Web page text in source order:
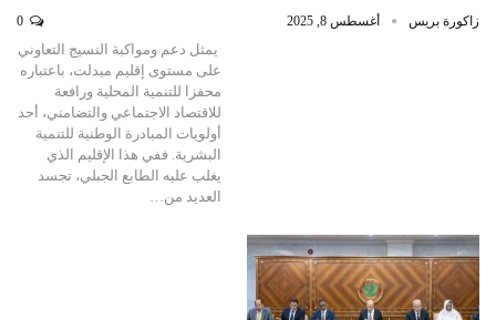
زاكورة بريس أغسطس 8, 2025
يمثل دعم ومواكبة النسيج التعاوني
على مستوى إقليم ميدلت، باعتباره
محفزا للتنمية المحلية ورافعة
للاقتصاد الاجتماعي والتضامني، أحد
أولويات المبادرة الوطنية للتنمية
البشرية. ففي هذا الإقليم الذي
يغلب عليه الطابع الجبلي، تجسد
العديد من…